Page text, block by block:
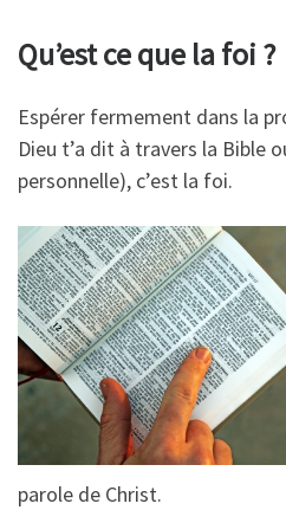
Qu’est ce que la foi ?
Espérer fermement dans la
Dieu t’a dit à travers la Bible
personnelle), c’est la foi.
parole de Christ.